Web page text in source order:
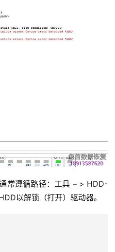
常遵循路径：工具 – > HDD-
以解锁（打开）驱动器。